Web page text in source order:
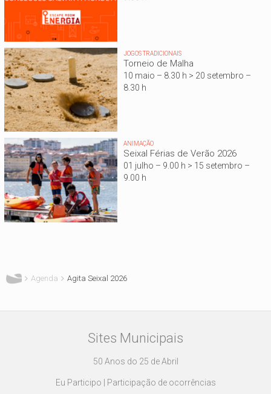
JOGOS TRADICIONAIS
Torneio de Malha
10 maio – 8.30 h > 20 setembro –
8.30 h
ANIMAÇÃO
Seixal Férias de Verão 2026
01 julho – 9.00 h > 15 setembro –
9.00 h
Agenda Agita Seixal 2026
Sites Municipais
50 Anos do 25 de Abril
Eu Participo | Participação de ocorrências